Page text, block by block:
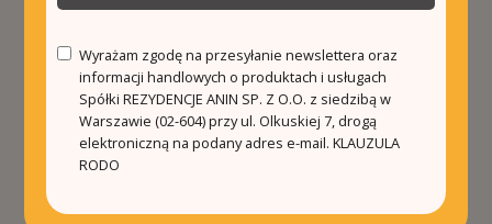
Wyrażam zgodę na przesyłanie newslettera oraz
informacji handlowych o produktach i usługach
Spółki REZYDENCJE ANIN SP. Z O.O. z siedzibą w
Warszawie (02-604) przy ul. Olkuskiej 7, drogą
elektroniczną na podany adres e-mail.KLAUZULA
RODO